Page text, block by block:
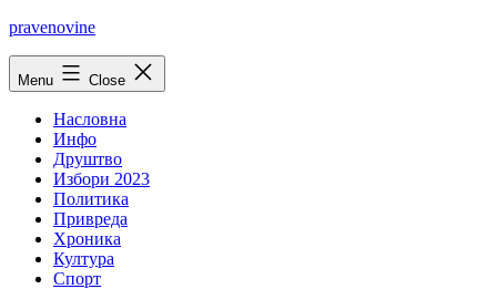
Skip
pravenovine
Menu Close
Насловна
Инфо
Друштво
Избори 2023
Политика
Привреда
Хроника
Култура
Спорт